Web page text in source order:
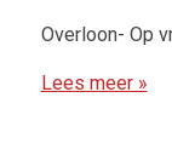
Overloon- Op
Lees meer »